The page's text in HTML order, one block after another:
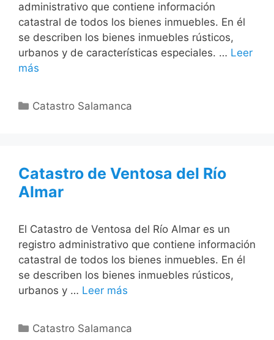
administrativo que contiene información
catastral de todos los bienes inmuebles. En él
se describen los bienes inmuebles rústicos,
urbanos y de características especiales. … Leer
más
Categorías
Catastro Salamanca
Catastro de Ventosa del Río
Almar
El Catastro de Ventosa del Río Almar es un
registro administrativo que contiene información
catastral de todos los bienes inmuebles. En él
se describen los bienes inmuebles rústicos,
urbanos y … Leer más
Categorías
Catastro Salamanca